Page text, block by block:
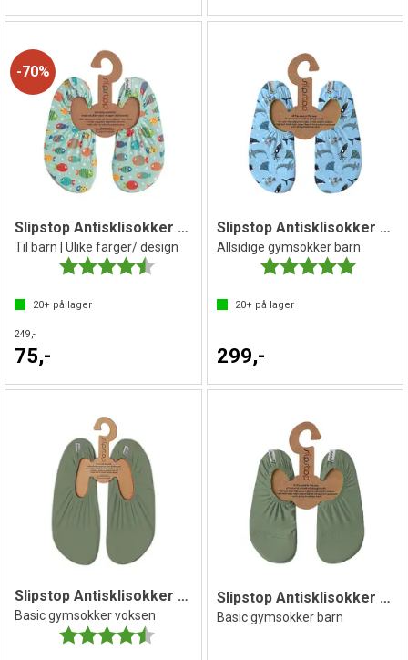
70%
Slipstop Antisklisokker Assortert
Til barn | Ulike farger/ design
Karakter:
4.6 av 5 mulige
20+ på lager
249,-
75,-
Slipstop Antisklisokker Atlantis
Allsidige gymsokker barn
Karakter:
20+på lager
299,-
Slipstop Antisklisokker Basil
Basic gymsokker voksen
Karakter:
4.3 av 5 mulige
Slipstop Antisklisokker Basil Jr
Basic gymsokker barn